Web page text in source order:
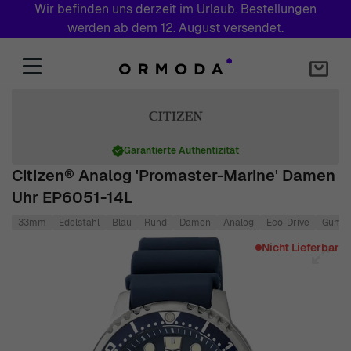
Wir befinden uns derzeit im Urlaub. Bestellungen
werden ab dem 12. August versendet.
Citizen® Analog 'Promaster-Marine' Damen
Uhr EP6051-14L
Garantierte Authentizität
33mm Edelstahl Blau Rund Damen Analog Eco-Drive
Nicht Lieferbar
Click to view image in fullscreen